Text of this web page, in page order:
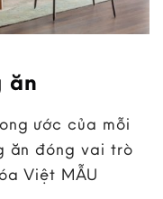
ăn
ước của mỗi
ăn đóng vai trò
Việt MẪU